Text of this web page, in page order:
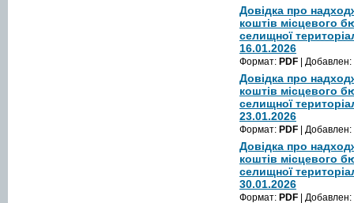
Довідка про
коштів місцевого
селищної
16.01.2026
Формат: PDF | Добавлен:
Довідка про
коштів місцевого
селищної
23.01.2026
Формат: PDF | Добавлен:
Довідка про
коштів місцевого
селищної
30.01.2026
Формат: PDF | Добавлен: